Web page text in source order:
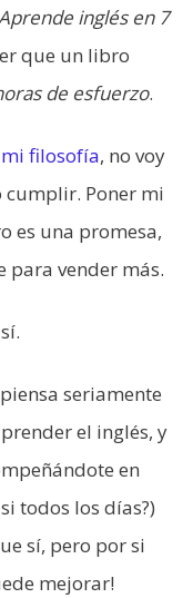
inglés en 7
que un libro
de esfuerzo.
filosofía, no voy
cumplir. Poner mi
es una promesa,
para vender más.
seriamente
el inglés, y
en
todos los días?)
sí, pero por si
mejorar!